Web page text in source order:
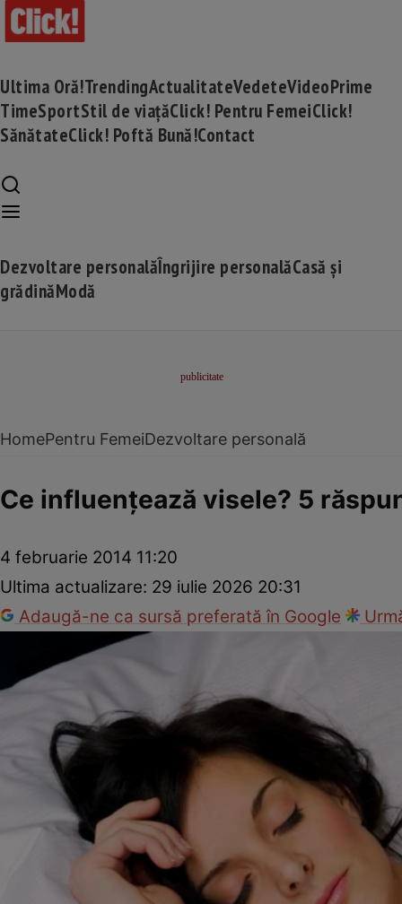
Ultima Oră!TrendingActualitateVedeteVideoPrime
TimeSportStil de viațăClick! Pentru FemeiClick!
SănătateClick! Poftă Bună!Contact
Dezvoltare personalăÎngrijire personalăCasă și
grădinăModă
HomePentru FemeiDezvoltare personală
Ce influenţează visele? 5
4 februarie 2014 11:20
Ultima actualizare: 29 iulie 2026 20:31
Adaugă-ne ca sursă preferată în Google